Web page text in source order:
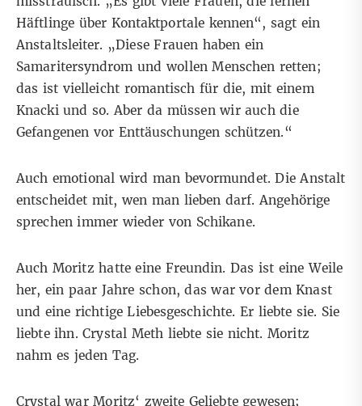
Häftlinge über Kontaktportale kennen“, sagt ein
Anstaltsleiter. „Diese Frauen haben ein
Samaritersyndrom und wollen Menschen retten;
das ist vielleicht romantisch für die, mit einem
Knacki und so. Aber da müssen wir auch die
Gefangenen vor Enttäuschungen schützen.“
Auch emotional wird man bevormundet. Die Anstalt
entscheidet mit, wen man lieben darf. Angehörige
sprechen immer wieder von Schikane.
Auch Moritz hatte eine Freundin. Das ist eine Weile
her, ein paar Jahre schon, das war vor dem Knast
und eine richtige Liebesgeschichte. Er liebte sie. Sie
liebte ihn. Crystal Meth liebte sie nicht. Moritz
nahm es jeden Tag.
Crystal war Moritz‘ zweite Geliebte gewesen;